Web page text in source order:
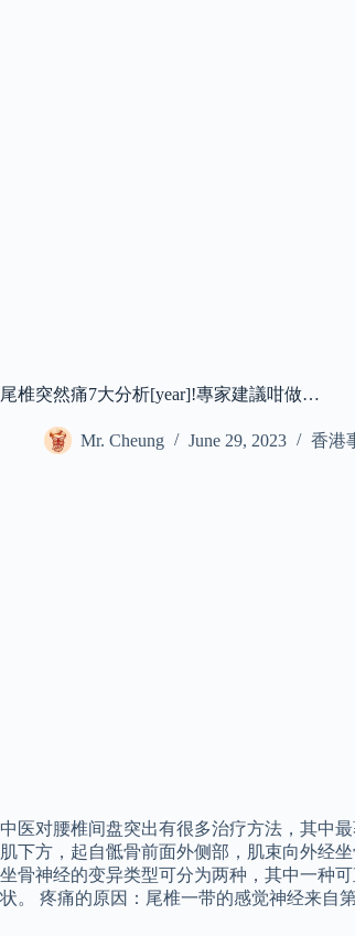
尾椎突然痛7大分析[year]!專家建議咁做…
Mr. Cheung June 29, 2023 香港
中医对腰椎间盘突出有很多治疗方法，其中
肌下方，起自骶骨前面外侧部，肌束向外经
坐骨神经的变异类型可分为两种，其中一种
状。 疼痛的原因：尾椎一带的感觉神经来自